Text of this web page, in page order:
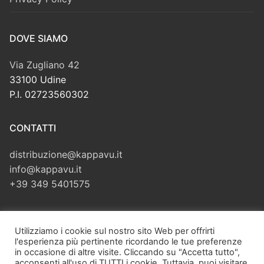
DOVE SIAMO
Via Zugliano 42
33100 Udine
P.I. 02723560302
CONTATTI
distribuzione@kappavu.it
info@kappavu.it
+39 349 5401575
Cerca:
Utilizziamo i cookie sul nostro sito Web per offrirti
l'esperienza più pertinente ricordando le tue preferenze
in occasione di altre visite. Cliccando su "Accetta tutto",